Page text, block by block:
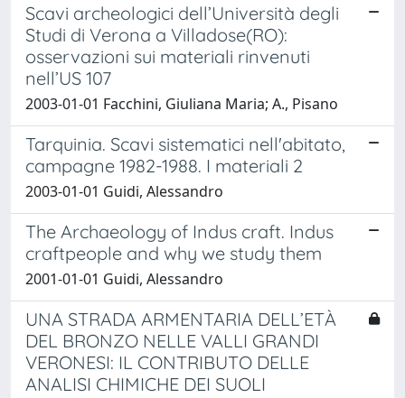
Scavi archeologici dell’Università degli
Studi di Verona a Villadose(RO):
osservazioni sui materiali rinvenuti
nell’US 107
2003-01-01 Facchini, Giuliana Maria; A., Pisano
Tarquinia. Scavi sistematici nell'abitato,
campagne 1982-1988. I materiali 2
2003-01-01 Guidi, Alessandro
The Archaeology of Indus craft. Indus
craftpeople and why we study them
2001-01-01 Guidi, Alessandro
UNA STRADA ARMENTARIA DELL’ETÀ
DEL BRONZO NELLE VALLI GRANDI
VERONESI: IL CONTRIBUTO DELLE
ANALISI CHIMICHE DEI SUOLI